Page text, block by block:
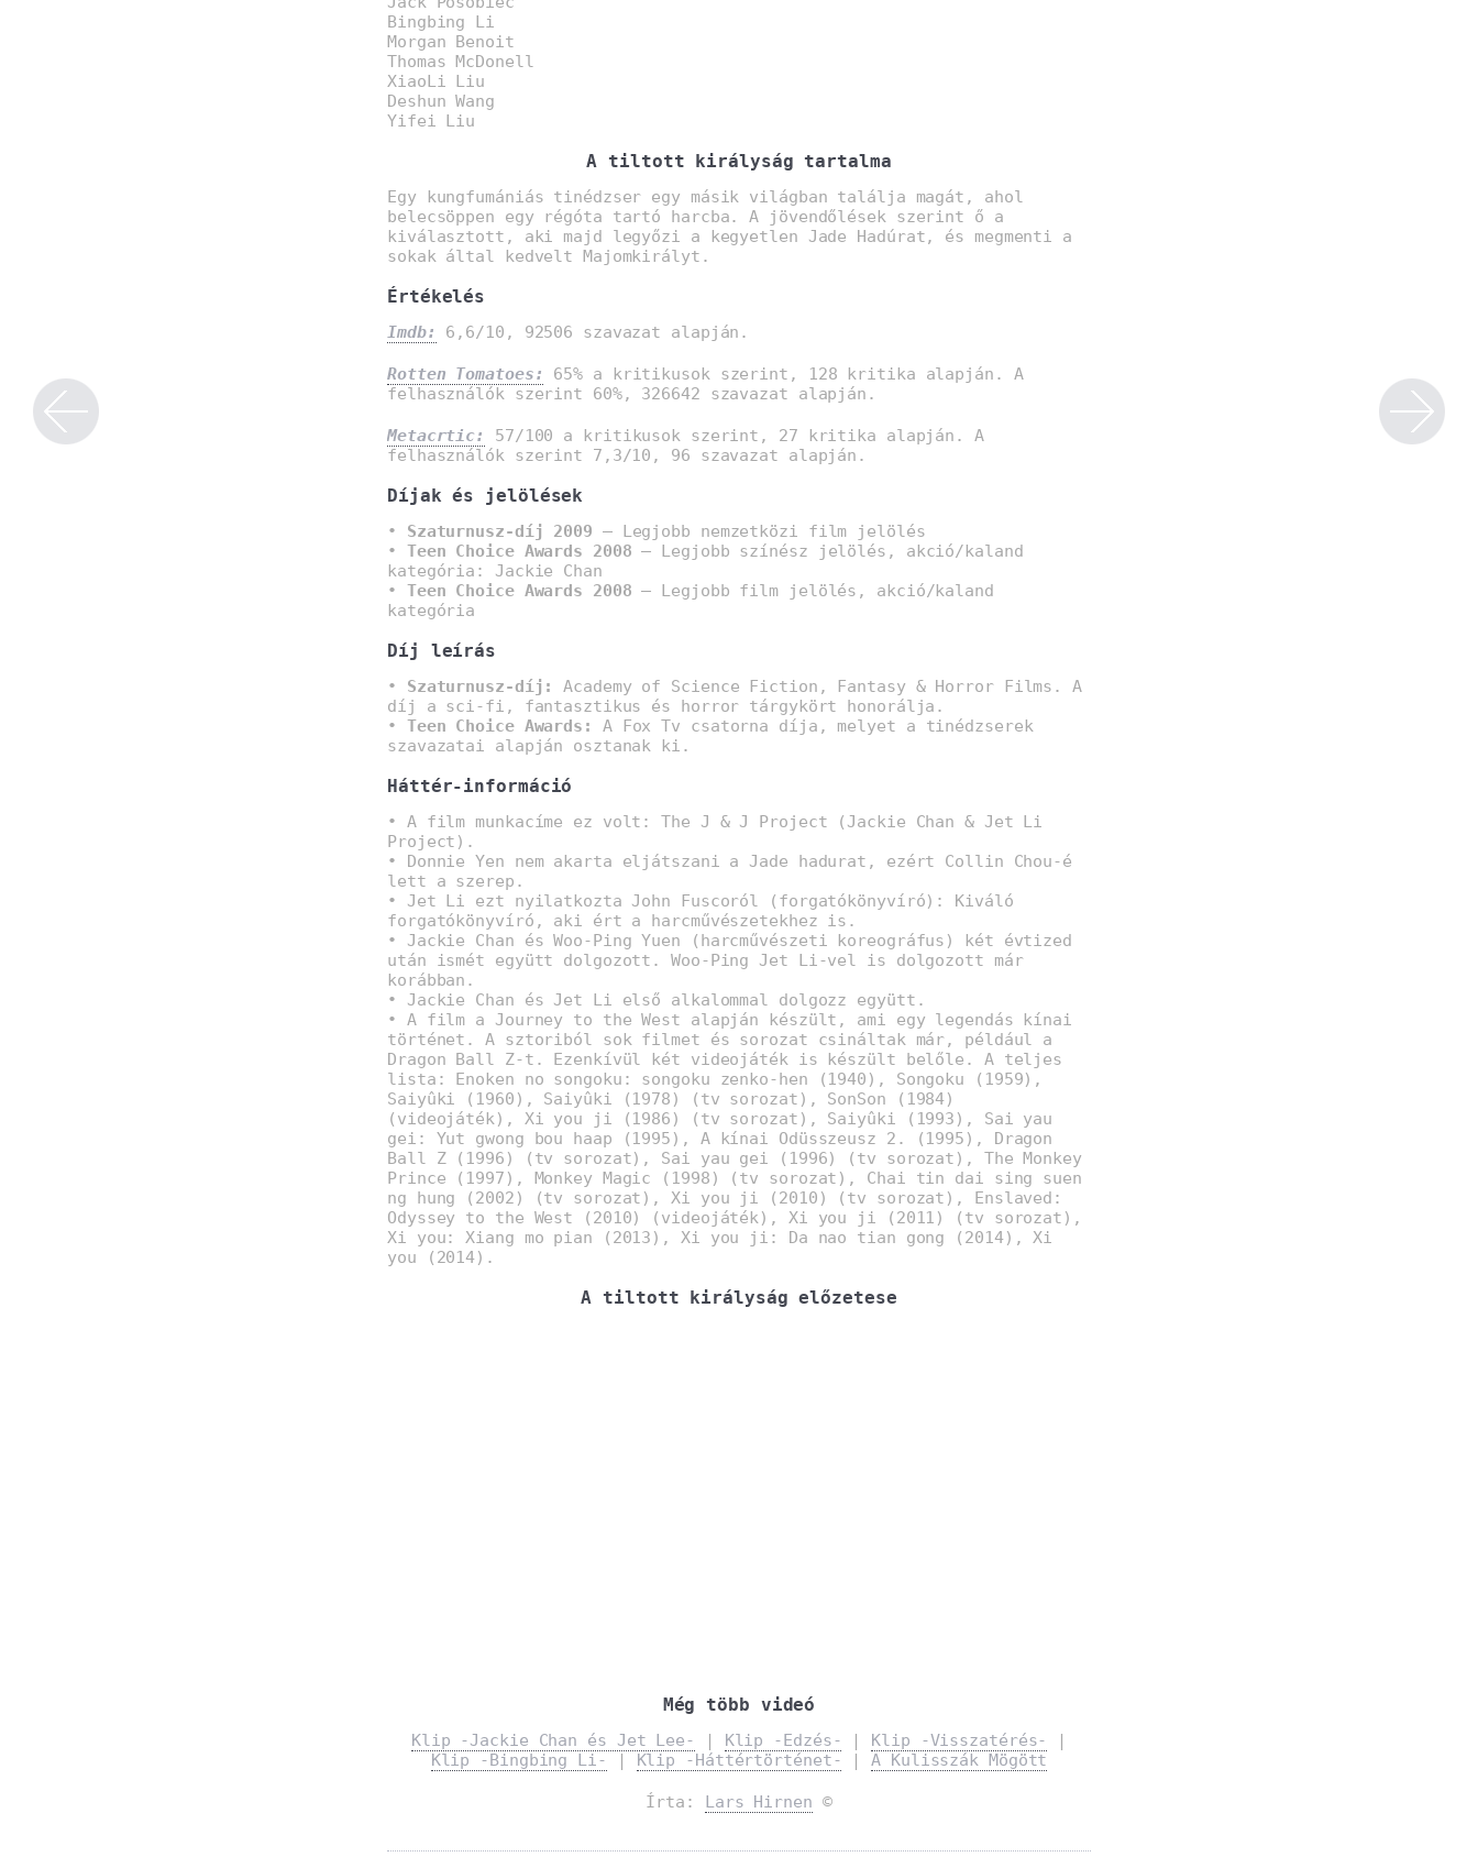
Bingbing Li
Morgan Benoit
Thomas McDonell
XiaoLi Liu
Deshun Wang
Yifei Liu
A tiltott királyság tartalma
Egy kungfumániás tinédzser egy másik világban találja magát, ahol
belecsöppen egy régóta tartó harcba. A jövendőlések szerint ő a
kiválasztott, aki majd legyőzi a kegyetlen Jade Hadúrat, és megmenti a
sokak által kedvelt Majomkirályt.
Értékelés
Imdb: 6,6/10, 92506 szavazat alapján.
Rotten Tomatoes:
65% a kritikusok szerint, 128 kritika alapján. A
felhasználók szerint 60%, 326642 szavazat alapján.
Metacrtic:
57/100 a kritikusok szerint, 27 kritika alapján. A
felhasználók szerint 7,3/10, 96 szavazat alapján.
Díjak és jelölések
• Szaturnusz-díj 2009 – Legjobb nemzetközi film jelölés
• Teen Choice Awards 2008 – Legjobb színész jelölés, akció/kaland
kategória: Jackie Chan
• Teen Choice Awards 2008 – Legjobb film jelölés, akció/kaland
kategória
Díj leírás
• Szaturnusz-díj:
Academy of Science Fiction, Fantasy & Horror Films. A
díj a sci-fi, fantasztikus és horror tárgykört honorálja.
• Teen Choice Awards:
A Fox Tv csatorna díja, melyet a tinédzserek
szavazatai alapján osztanak ki.
Háttér-információ
• A film munkacíme ez volt: The J & J Project (Jackie Chan & Jet Li
Project).
• Donnie Yen nem akarta eljátszani a Jade hadurat, ezért Collin Chou-é
lett a szerep.
• Jet Li ezt nyilatkozta John Fuscoról (forgatókönyvíró): Kiváló
forgatókönyvíró, aki ért a harcművészetekhez is.
• Jackie Chan és Woo-Ping Yuen (harcművészeti koreográfus) két évtized
után ismét együtt dolgozott. Woo-Ping Jet Li-vel is dolgozott már
korábban.
• Jackie Chan és Jet Li első alkalommal dolgozz együtt.
• A film a Journey to the West alapján készült, ami egy legendás kínai
történet. A sztoriból sok filmet és sorozat csináltak már, például a
Dragon Ball Z-t. Ezenkívül két videojáték is készült belőle. A teljes
lista: Enoken no songoku: songoku zenko-hen (1940), Songoku (1959),
Saiyûki (1960), Saiyûki (1978) (tv sorozat), SonSon (1984)
(videojáték), Xi you ji (1986) (tv sorozat), Saiyûki (1993), Sai yau
gei: Yut gwong bou haap (1995), A kínai Odüsszeusz 2. (1995), Dragon
Ball Z (1996) (tv sorozat), Sai yau gei (1996) (tv sorozat), The Monkey
Prince (1997), Monkey Magic (1998) (tv sorozat), Chai tin dai sing suen
ng hung (2002) (tv sorozat), Xi you ji (2010) (tv sorozat), Enslaved:
Odyssey to the West (2010) (videojáték), Xi you ji (2011) (tv sorozat),
Xi you: Xiang mo pian (2013), Xi you ji: Da nao tian gong (2014), Xi
you (2014).
A tiltott királyság előzetese
Még több videó
Klip -Jackie Chan és Jet Lee- | Klip -Edzés- | Klip -Visszatérés-
|
Klip -Bingbing Li-
| Klip -Háttértörténet- |A Kulisszák Mögött
Írta: Lars Hirnen ©